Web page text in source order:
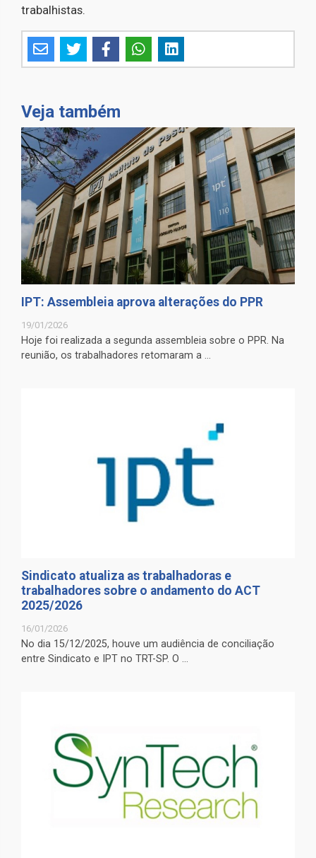
trabalhistas.
Veja também
IPT: Assembleia aprova alterações do PPR
19/01/2026
Hoje foi realizada a segunda assembleia sobre o PPR. Na
reunião, os trabalhadores retomaram a ...
Sindicato atualiza as trabalhadoras e
trabalhadores sobre o andamento do ACT
2025/2026
16/01/2026
No dia 15/12/2025, houve um audiência de conciliação
entre Sindicato e IPT no TRT-SP. O ...